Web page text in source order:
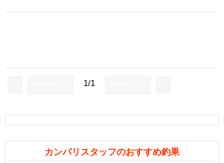
1/1
カンパリスタッフのおすすめ釣果